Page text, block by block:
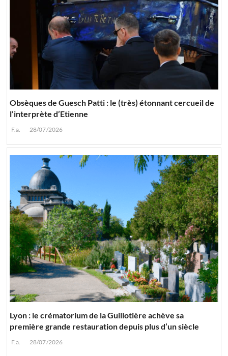
Obsèques de Guesch Patti : le (très) étonnant cercueil de
l’interprète d’Etienne
F.a. 28/07/2026
Lyon : le crématorium de la Guillotière achève sa
première grande restauration depuis plus d’un siècle
F.a. 28/07/2026